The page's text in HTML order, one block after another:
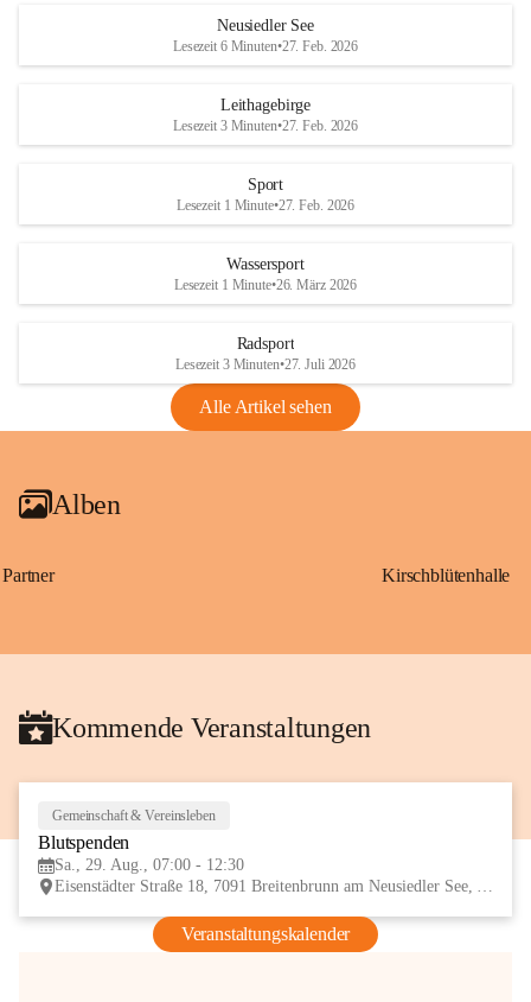
S
und den daraus folgenden wirtschaftlichen
Maßnahmen zur Bekämpfung
Rebe und der Amerikanischen
Anhang VBl. EU Nr. 18
1 Seite•1,4 MB
VBl. EU Nr. 18_2026
r
S
Neusiedler See
Lesezeit 6 Minuten•27. Feb. 2026
Leithagebirge
Lesezeit 3 Minuten•27. Feb. 2026
Sport
Lesezeit 1 Minute•27. Feb. 2026
Wassersport
Lesezeit 1 Minute•26. März 2026
Radsport
Lesezeit 3 Minuten•27. Juli 2026
Alle Artikel sehen
Alben
Partner Kirschblütenhalle
Kommende Veranstaltungen
Gemeinschaft & Vereinsleben
Blutspenden
Sa., 29. Aug., 07:00 - 12:30
Eisenstädter Straße 18, 7091 Breitenbrunn am Neusiedler See, AUT
Veranstaltungskalender